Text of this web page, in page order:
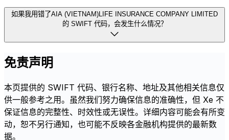
如果我用错了AIA (VIETNAM)LIFE INSURANCE COMPANY LIMITED
的 SWIFT 代码，会发生什么情况？
免责声明
本页提供的 SWIFT 代码、银行名称、地址及其他相关信息仅
供一般参考之用。虽然我们努力确保信息的准确性，但 Xe 不
保证信息的完整性、时效性或无误性。详细内容可能会有所变
动，恕不另行通知，也可能不反映各金融机构提供的最新数
据。